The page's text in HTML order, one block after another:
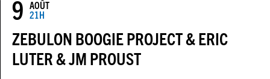
9 AOÛT
21H
ZEBULON BOOGIE PROJECT & ERIC
LUTER & JM PROUST